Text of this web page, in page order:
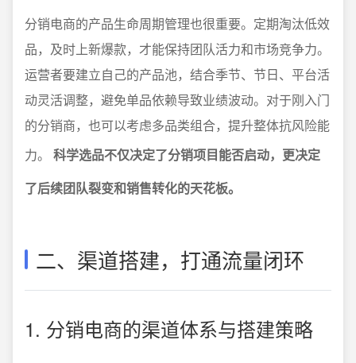
分销电商的产品生命周期管理也很重要。定期淘汰低效
品，及时上新爆款，才能保持团队活力和市场竞争力。
运营者要建立自己的产品池，结合季节、节日、平台活
动灵活调整，避免单品依赖导致业绩波动。对于刚入门
的分销商，也可以考虑多品类组合，提升整体抗风险能
力。 科学选品不仅决定了分销项目能否启动，更决定
了后续团队裂变和销售转化的天花板。
二、渠道搭建，打通流量闭环
1. 分销电商的渠道体系与搭建策略